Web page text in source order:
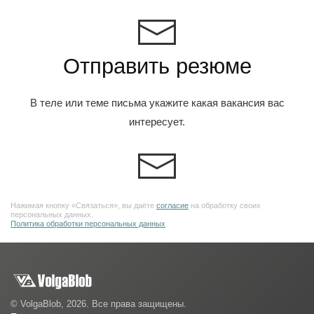
Отправить резюме
В теле или теме письма укажите какая вакансия вас
интересует.
Нажимая кнопку «Связаться», вы даёте согласие на обработку своих
персональных данных.
Политика обработки персональных данных
© VolgaBlob, 2026. Все права защищены.